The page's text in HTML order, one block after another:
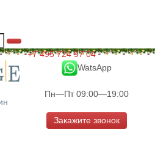
+7 495 724 97 04
WatsApp
Пн—Пт 09:00—19:00
Закажите звонок